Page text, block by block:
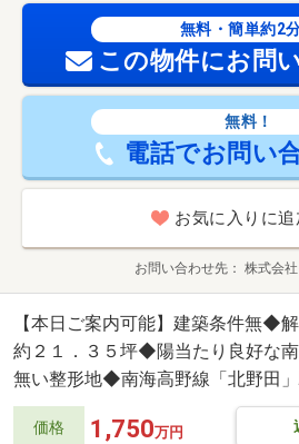
無料・簡単約2
この物件にお問
無料！
電話でお問い
お気に入りに追
お問い合わせ先 株式会
【本日ご案内可能】建築条件無◆
約２１．３５坪◆陽当たり良好な
無い整形地◆南海高野線「北野田
価格 1,750万円